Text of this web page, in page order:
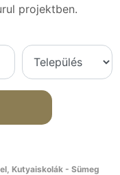
projektben.
Kutyaiskolák - Sümeg